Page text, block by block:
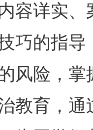
详实、
巧的指
风险，
教育，